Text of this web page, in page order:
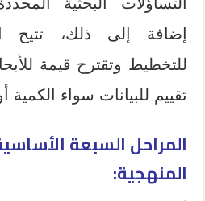
إضافة إلى ذلك، تتيح
للتخطيط وتقترح قيمة
تقييم للبيانات سواء الكمية
المراحل السبعة
المنهجية: